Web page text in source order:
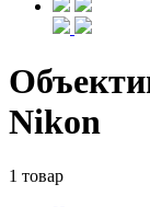
Nikon
1 товар